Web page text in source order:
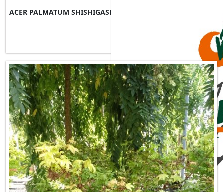
ACER PALMATUM SHISHIGASHIRA
Misure Disponibili ►